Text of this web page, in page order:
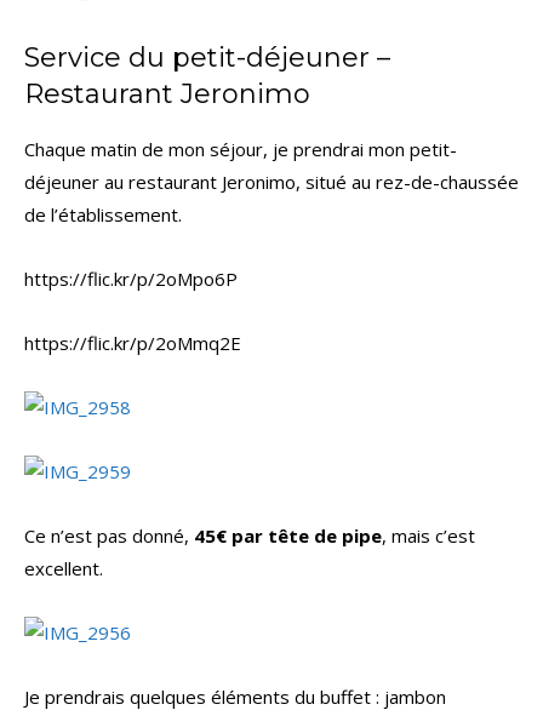
Service du petit-déjeuner –
Restaurant Jeronimo
Chaque matin de mon séjour, je prendrai mon petit-
déjeuner au restaurant Jeronimo, situé au rez-de-chaussée
de l’établissement.
https://flic.kr/p/2oMpo6P
https://flic.kr/p/2oMmq2E
Ce n’est pas donné, 45€ par tête de pipe, mais c’est
excellent.
Je prendrais quelques éléments du buffet : jambon